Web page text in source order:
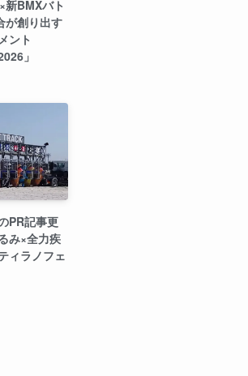
BMXバト
が創り出す
ント
」
PR記事更
み×全力疾
ィラノフェ